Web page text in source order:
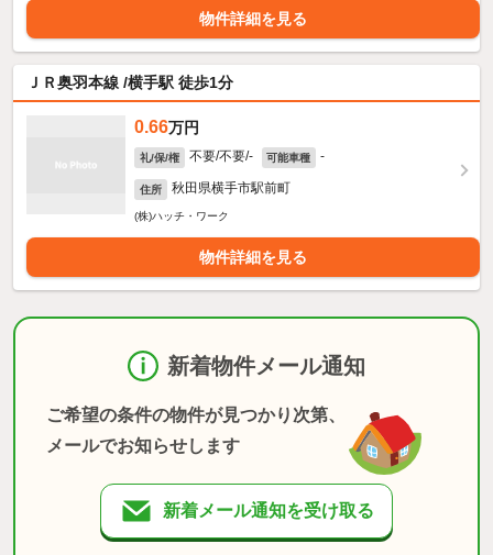
物件詳細を見る
ＪＲ奥羽本線 /横手駅 徒歩1分
0.66万円
礼/保/権 不要/不要/- 可能車種 -
住所 秋田県横手市駅前町
(株)ハッチ・ワーク
物件詳細を見る
新着物件メール通知
ご希望の条件の物件が見つかり次第、
メールでお知らせします
新着メール通知を受け取る